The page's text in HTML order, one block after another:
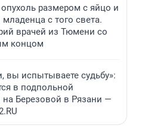
размером с яйцо и
с того света.
врачей из Тюмени со
концом
вы испытываете судьбу»:
в подпольной
Березовой в Рязани —